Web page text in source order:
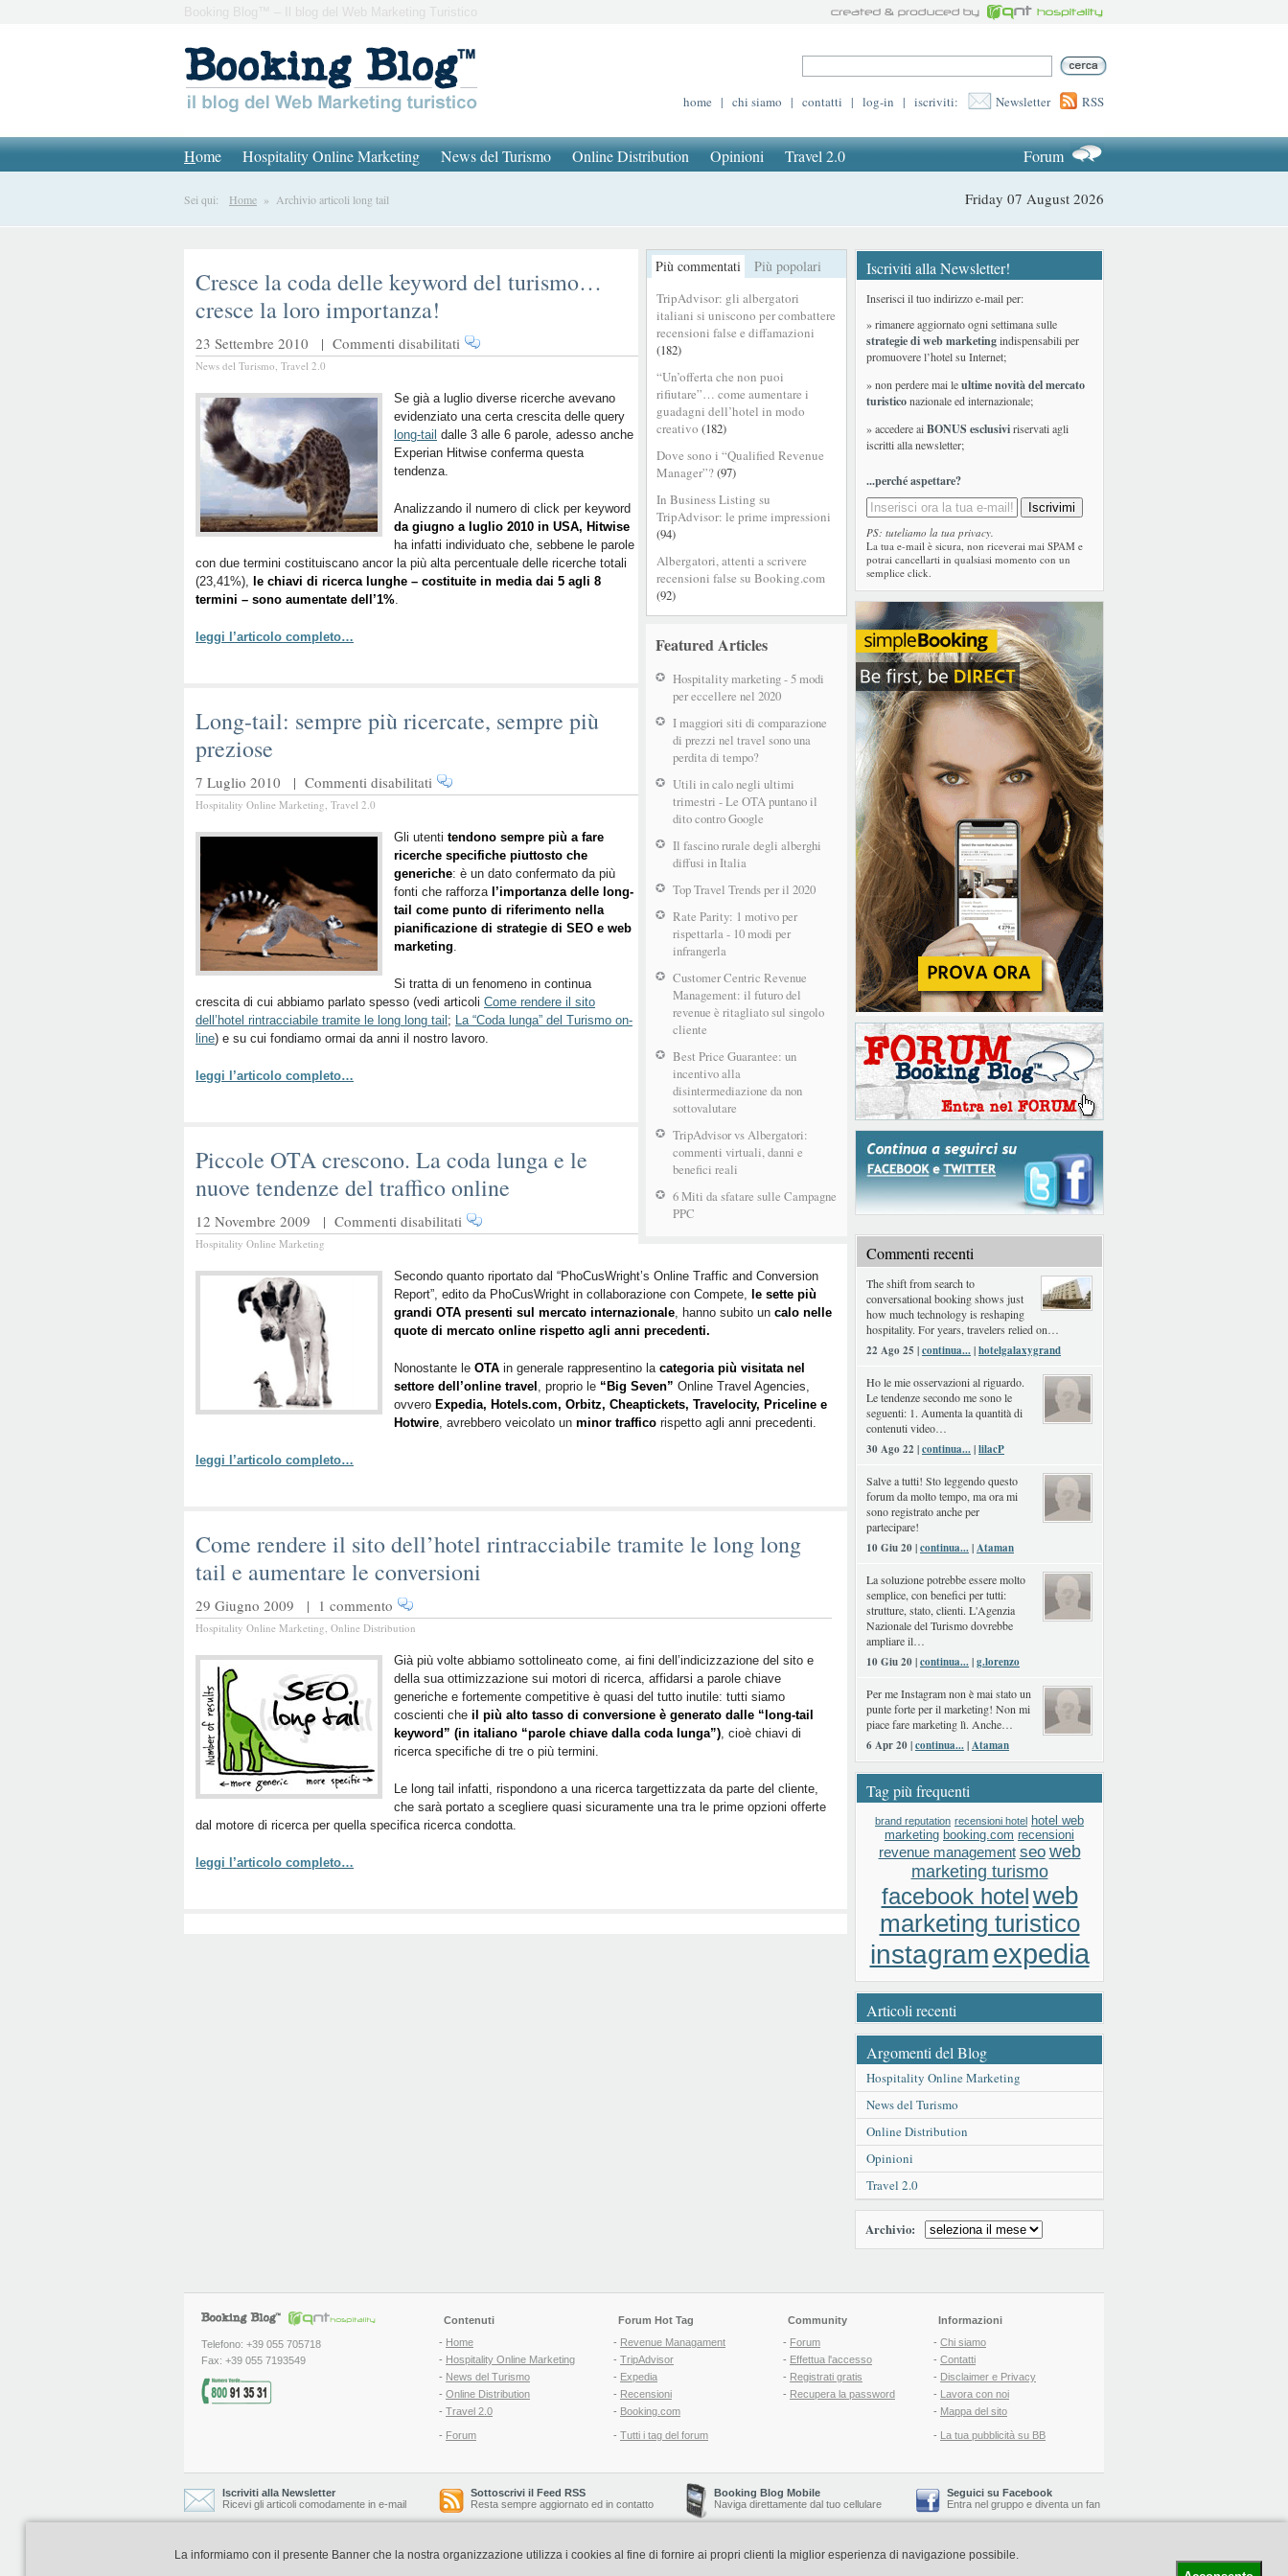
Booking Blog™ – Il blog del Web Marketing Turistico
home | chi siamo | contatti | log-in | iscriviti: Newsletter RSS
Home Hospitality Online Marketing News del Turismo Online Distribution Opinioni Travel 2.0 Forum
Sei qui: Home » Archivio articoli long tail Friday 07 August 2026
Più commentati Più popolari
TripAdvisor: gli albergatori
italiani si uniscono per combattere
recensioni false e diffamazioni
(182)
“Un’offerta che non puoi
rifiutare”… come aumentare i
guadagni dell’hotel in modo
creativo (182)
Dove sono i “Qualified Revenue
Manager”?(97)
In Business Listing su
TripAdvisor: le prime impressioni
(94)
Albergatori, attenti a scrivere
recensioni false su Booking.com
(92)
Featured Articles
Hospitality marketing - 5 modi
per eccellere nel 2020
I maggiori siti di comparazione
di prezzi nel travel sono una
perdita di tempo?
Utili in calo negli ultimi
trimestri - Le OTA puntano il
dito contro Google
Il fascino rurale degli alberghi
diffusi in Italia
Top Travel Trends per il 2020
Rate Parity: 1 motivo per
rispettarla - 10 modi per
infrangerla
Customer Centric Revenue
Management: il futuro del
revenue è ritagliato sul singolo
cliente
Best Price Guarantee: un
incentivo alla
disintermediazione da non
sottovalutare
TripAdvisor vs Albergatori:
commenti virtuali, danni e
benefici reali
6 Miti da sfatare sulle Campagne
PPC
Cresce la coda delle keyword del turismo…
cresce la loro importanza!
23 Settembre 2010 | Commenti disabilitati su
Cresce
coda
delle
keyword
del
la
loro
importanza!
News del Turismo, Travel 2.0
Se già a luglio diverse ricerche avevano
evidenziato una certa crescita delle query
long-tail dalle 3 alle 6 parole, adesso anche
Experian Hitwise conferma questa
tendenza.
Analizzando il numero di click per keyword
da giugno a luglio 2010 in USA, Hitwise
ha infatti individuato che, sebbene le parole
con due termini costituiscano ancor la più alta percentuale delle ricerche totali
(23,41%), le chiavi di ricerca lunghe – costituite in media dai 5 agli 8
termini – sono aumentate dell’1%.
leggi l’articolo completo…
Long-tail: sempre più ricercate, sempre più
preziose
7 Luglio 2010 | Commenti disabilitati su
Long-
sempre
più
ricercate,
sempre
più
preziose
Hospitality Online Marketing, Travel 2.0
Gli utenti tendono sempre più a fare
ricerche specifiche piuttosto che
generiche: è un dato confermato da più
fonti che rafforzal’importanza delle long-
tail come punto di riferimento nella
pianificazione di strategie di SEO e web
marketing.
Si tratta di un fenomeno in continua
crescita di cui abbiamo parlato spesso (vedi articoli Come rendere il sito
dell’hotel rintracciabile tramite le long long tail ; La “Coda lunga” del Turismo on-
line) e su cui fondiamo ormai da anni il nostro lavoro.
leggi l’articolo completo…
Piccole OTA crescono. La coda lunga e le
nuove tendenze del traffico online
12 Novembre 2009 | Commenti disabilitati su
Piccole
crescono.
La
coda
lunga
le
nuove
tendenze
del
Hospitality Online Marketing
Secondo quanto riportato dal “PhoCusWright’s Online Traffic and Conversion
Report”, edito da PhoCusWright in collaborazione con Compete, le sette più
grandi OTA presenti sul mercato internazionale, hanno subito un calo nelle
quote di mercato online rispetto agli anni precedenti.
Nonostante le OTA in generale rappresentino la categoria più visitata nel
settore dell’online travel , proprio le “Big Seven” Online Travel Agencies,
ovvero Expedia, Hotels.com, Orbitz, Cheaptickets, Travelocity, Priceline e
Hotwire, avrebbero veicolato un minor traffico rispetto agli anni precedenti.
leggi l’articolo completo…
Come rendere il sito dell’hotel rintracciabile tramite le long long
tail e aumentare le conversioni
29 Giugno 2009 | 1 commento
Hospitality Online Marketing, Online Distribution
Già più volte abbiamo sottolineato come, ai fini dell’indicizzazione del sito e
della sua ottimizzazione sui motori di ricerca, affidarsi a parole chiave
generiche e fortemente competitive è quasi del tutto inutile: tutti siamo
coscienti che il più alto tasso di conversione è generato dalle “long-tail
keyword” (in italiano “parole chiave dalla coda lunga”), cioè chiavi di
ricerca specifiche di tre o più termini.
Le long tail infatti, rispondono a una ricerca targettizzata da parte del cliente,
che sarà portato a scegliere quasi sicuramente una tra le prime opzioni offerte
dal motore di ricerca per quella specifica ricerca condotta.
leggi l’articolo completo…
Iscriviti alla Newsletter!
Inserisci il tuo indirizzo e-mail per:
» rimanere aggiornato ogni settimana sulle
strategie di web marketingindispensabili per
promuovere l’hotel su Internet;
» non perdere mai leultime novità del mercato
turisticonazionale ed internazionale;
» accedere aiBONUS esclusiviriservati agli
iscritti alla newsletter;
...perché aspettare?
PS: tuteliamo la tua privacy.
La tua e-mail è sicura, non riceverai mai SPAM e
potrai cancellarti in qualsiasi momento con un
semplice click.
Commenti recenti
The shift from search to
conversational booking shows just
how much technology is reshaping
hospitality. For years, travelers relied on…
22 Ago 25 |continua...|hotelgalaxygrand
Ho le mie osservazioni al riguardo.
Le tendenze secondo me sono le
seguenti: 1. Aumenta la quantità di
contenuti video…
30 Ago 22 |continua...|lilacP
Salve a tutti! Sto leggendo questo
forum da molto tempo, ma ora mi
sono registrato anche per
partecipare!
10 Giu 20 |continua...|Ataman
La soluzione potrebbe essere molto
semplice, con benefici per tutti:
strutture, stato, clienti. L'Agenzia
Nazionale del Turismo dovrebbe
ampliare il…
10 Giu 20 |continua...|g.lorenzo
Per me Instagram non è mai stato un
punte forte per il marketing! Non mi
piace fare marketing lì. Anche…
6 Apr 20 |continua...|Ataman
Tag più frequenti
brand reputation recensioni hotel hotel web
marketing booking.com recensioni
revenue management seo web
marketing turismo
facebook hotelweb
marketing turistico
instagramexpedia
Articoli recenti
Argomenti del Blog
Hospitality Online Marketing
News del Turismo
Online Distribution
Opinioni
Travel 2.0
Archivio:
Telefono: +39 055 705718
Fax: +39 055 7193549
Contenuti
- Home
- Hospitality Online Marketing
- News del Turismo
- Online Distribution
- Travel 2.0
- Forum
Forum Hot Tag
- Revenue Managament
- TripAdvisor
- Expedia
- Recensioni
- Booking.com
- Tutti i tag del forum
Community
- Forum
- Effettua l'accesso
- Registrati gratis
- Recupera la password
Informazioni
- Chi siamo
- Contatti
- Disclaimer e Privacy
- Lavora con noi
- Mappa del sito
- La tua pubblicità su BB
Iscriviti alla Newsletter
Ricevi gli articoli comodamente in e-mail
Sottoscrivi il Feed RSS
Resta sempre aggiornato ed in contatto
Booking Blog Mobile
Naviga direttamente dal tuo cellulare
Seguici su Facebook
Entra nel gruppo e diventa un fan
Booking Blog è realizzato e curato da Copyright © 2006-2026 QNT S.r.l. Socio Unico -www.qnt.it-Booking Blog™ -Il blog del Web Marketing Turistico
La informiamo con il presente Banner che la nostra organizzazione utilizza i cookies al fine di fornire ai propri clienti la miglior esperienza di navigazione possibile.